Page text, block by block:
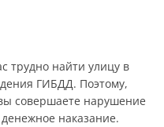
трудно найти улицу в
ГИБДД. Поэтому,
совершаете нарушение
наказание.